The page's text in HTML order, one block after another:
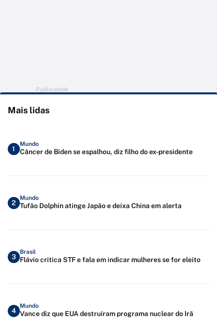
Publicidade
Mais lidas
1
Mundo
Câncer de Biden se espalhou, diz filho do ex-presidente
2
Mundo
Tufão Dolphin atinge Japão e deixa China em alerta
3
Brasil
Flávio critica STF e fala em indicar mulheres se for eleito
4
Mundo
Vance diz que EUA destruíram programa nuclear do Irã